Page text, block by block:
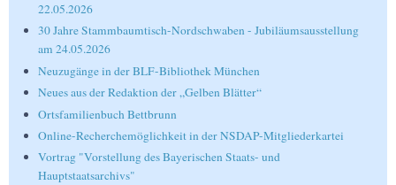
22.05.2026
30 Jahre Stammbaumtisch-Nordschwaben - Jubiläumsausstellung
am 24.05.2026
Neuzugänge in der BLF-Bibliothek München
Neues aus der Redaktion der „Gelben Blätter“
Ortsfamilienbuch Bettbrunn
Online-Recherchemöglichkeit in der NSDAP-Mitgliederkartei
Vortrag "Vorstellung des Bayerischen Staats- und
Hauptstaatsarchivs"